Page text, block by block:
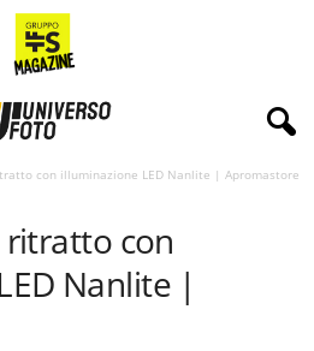
con illuminazione LED Nanlite | Apromastore
ritratto con
Nanlite |